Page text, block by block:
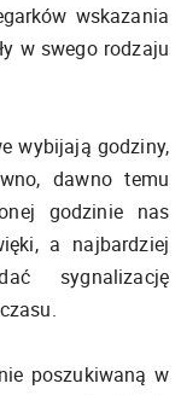
wskazania
w swego rodzaju
wybijają godziny,
dawno temu
godzinie nas
a najbardziej
sygnalizację
poszukiwaną w